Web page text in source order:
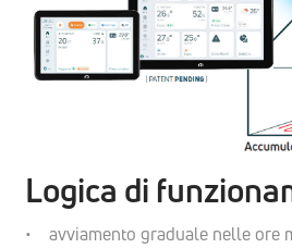
Logica di
• avviamento graduale nelle ore